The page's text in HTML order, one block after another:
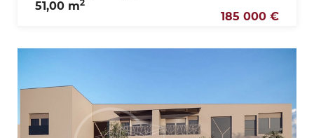
51,00 m2
185 000 €